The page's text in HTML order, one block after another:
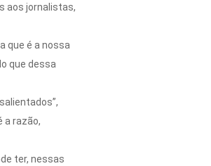
aos jornalistas,
que é a nossa
que dessa
a razão,
ter, nessas